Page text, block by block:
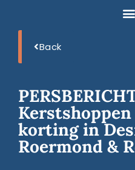
Back
korting in
Roermond &